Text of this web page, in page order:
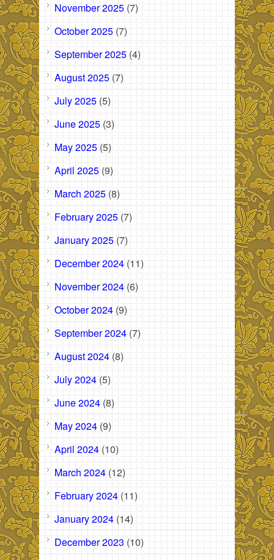
November 2025 (7)
October 2025 (7)
September 2025 (4)
August 2025 (7)
July 2025 (5)
June 2025 (3)
May 2025 (5)
April 2025 (9)
March 2025 (8)
February 2025 (7)
January 2025 (7)
December 2024 (11)
November 2024 (6)
October 2024 (9)
September 2024 (7)
August 2024 (8)
July 2024 (5)
June 2024 (8)
May 2024 (9)
April 2024 (10)
March 2024 (12)
February 2024 (11)
January 2024 (14)
December 2023 (10)